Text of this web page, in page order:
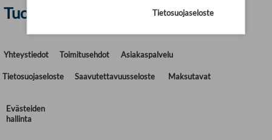
Tuotetta ei löytynyt
Yhteystiedot Toimitusehdot Asiakaspalvelu
Tietosuojaseloste Saavutettavuusseloste Maksutavat
Evästeiden
hallinta
Tietosuojaseloste